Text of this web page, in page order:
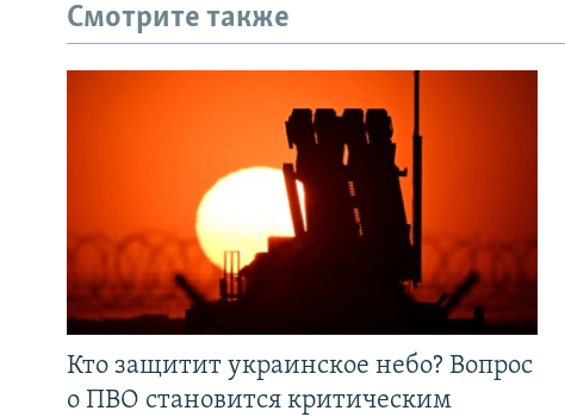
Смотрите также
Кто защитит украинское небо? Вопрос
о ПВО становится критическим